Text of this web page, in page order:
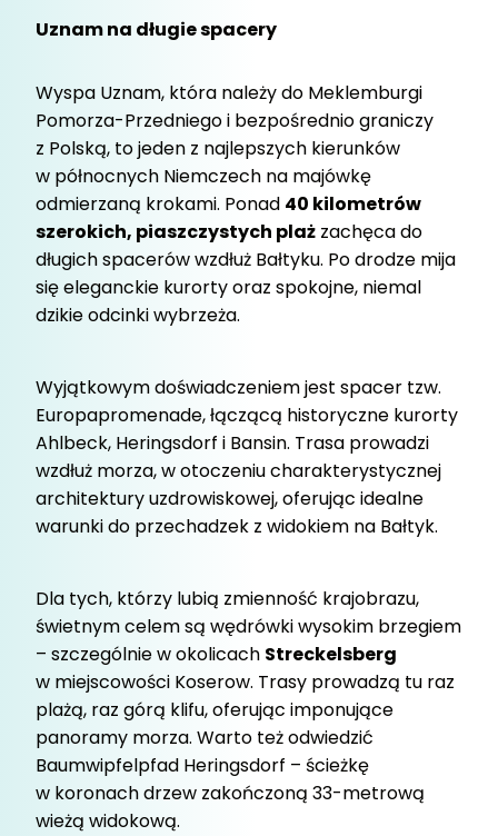
Uznam na długie spacery
Wyspa Uznam, która należy do Meklemburgi
Pomorza-Przedniego i bezpośrednio graniczy
z Polską, to jeden z najlepszych kierunków
w północnych Niemczech na majówkę
odmierzaną krokami. Ponad 40 kilometrów
szerokich, piaszczystych plaż zachęca do
długich spacerów wzdłuż Bałtyku. Po drodze mija
się eleganckie kurorty oraz spokojne, niemal
dzikie odcinki wybrzeża.
Wyjątkowym doświadczeniem jest spacer tzw.
Europapromenade, łączącą historyczne kurorty
Ahlbeck, Heringsdorf i Bansin. Trasa prowadzi
wzdłuż morza, w otoczeniu charakterystycznej
architektury uzdrowiskowej, oferując idealne
warunki do przechadzek z widokiem na Bałtyk.
Dla tych, którzy lubią zmienność krajobrazu,
świetnym celem są wędrówki wysokim brzegiem
– szczególnie w okolicach Streckelsberg
w miejscowości Koserow. Trasy prowadzą tu raz
plażą, raz górą klifu, oferując imponujące
panoramy morza. Warto też odwiedzić
Baumwipfelpfad Heringsdorf – ścieżkę
w koronach drzew zakończoną 33-metrową
wieżą widokową.